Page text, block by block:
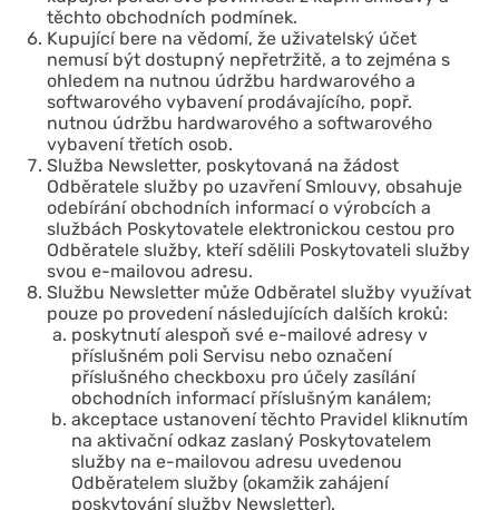
těchto obchodních podmínek.
Kupující bere na vědomí, že uživatelský účet
nemusí být dostupný nepřetržitě, a to zejména s
ohledem na nutnou údržbu hardwarového a
softwarového vybavení prodávajícího, popř.
nutnou údržbu hardwarového a softwarového
vybavení třetích osob.
Služba Newsletter, poskytovaná na žádost
Odběratele služby po uzavření Smlouvy, obsahuje
odebírání obchodních informací o výrobcích a
službách Poskytovatele elektronickou cestou pro
Odběratele služby, kteří sdělili Poskytovateli služby
svou e-mailovou adresu.
Službu Newsletter může Odběratel služby využívat
pouze po provedení následujících dalších kroků:
poskytnutí alespoň své e-mailové adresy v
příslušném poli Servisu nebo označení
příslušného checkboxu pro účely zasílání
obchodních informací příslušným kanálem;
akceptace ustanovení těchto Pravidel kliknutím
na aktivační odkaz zaslaný Poskytovatelem
služby na e-mailovou adresu uvedenou
Odběratelem služby (okamžik zahájení
poskytování služby Newsletter).